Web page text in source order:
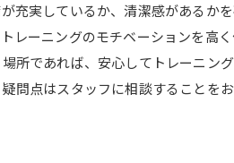
無理なく続ける
的なトレーニング
のないメニュー
充実
実しているか、清潔感があるか
ーニングのモチベーションを高
であれば、安心してトレーニン
点はスタッフに相談することを